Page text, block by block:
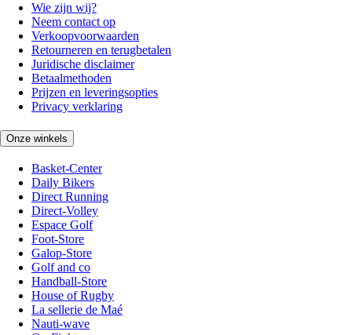
Wie zijn wij?
Neem contact op
Verkoopvoorwaarden
Retourneren en terugbetalen
Juridische disclaimer
Betaalmethoden
Prijzen en leveringsopties
Privacy verklaring
Onze winkels
Basket-Center
Daily Bikers
Direct Running
Direct-Volley
Espace Golf
Foot-Store
Galop-Store
Golf and co
Handball-Store
House of Rugby
La sellerie de Maé
Nauti-wave